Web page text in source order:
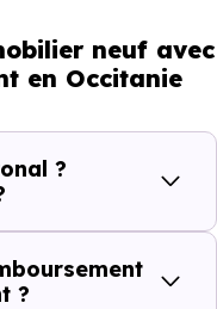
neuf avec
en Occitanie
?
?